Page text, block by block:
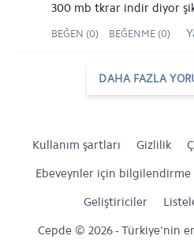
300 mb tkrar indir diyor
BEĞEN (0) BEĞENME (0)
DAHA FAZLA
Kullanım şartları Gizlilik
Ebeveynler için bilgilendirme
Geliştiriciler
Cepde © 2026 - Türkiye'nin